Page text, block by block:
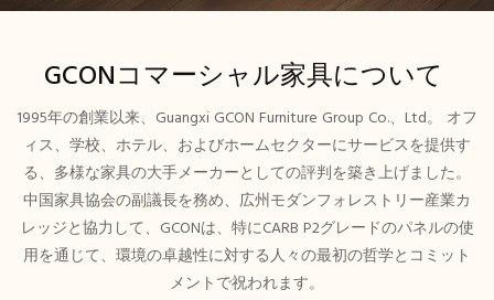
GCONコマーシャル家具について
1995年の創業以来、Guangxi GCON Furniture Group Co.、Ltd。 オフ
ィス、学校、ホテル、およびホームセクターにサービスを提供す
る、多様な家具の大手メーカーとしての評判を築き上げました。
中国家具協会の副議長を務め、広州モダンフォレストリー産業カ
レッジと協力して、GCONは、特にCARB P2グレードのパネルの使
用を通じて、環境の卓越性に対する人々の最初の哲学とコミット
メントで祝われます。